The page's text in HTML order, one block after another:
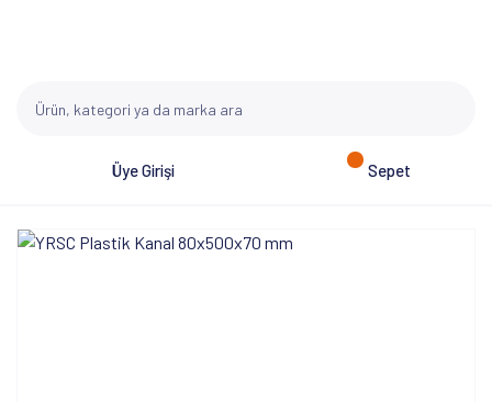
Üye Girişi Sepet